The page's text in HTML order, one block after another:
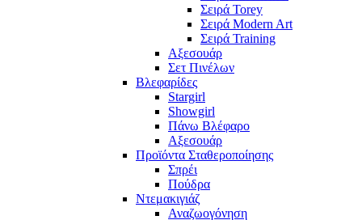
Σειρά Torey
Σειρά Modern Art
Σειρά Training
Αξεσουάρ
Σετ Πινέλων
Βλεφαρίδες
Stargirl
Showgirl
Πάνω Βλέφαρο
Αξεσουάρ
Προϊόντα Σταθεροποίησης
Σπρέι
Πούδρα
Ντεμακιγιάζ
Αναζωογόνηση